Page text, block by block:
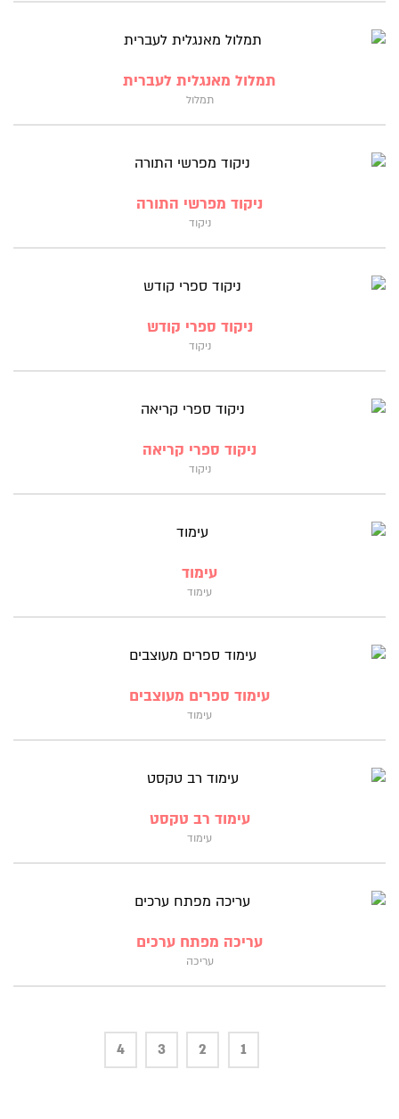
תמלול מאנגלית לעברית
תמלול
ניקוד מפרשי התורה
ניקוד
ניקוד ספרי קודש
ניקוד
ניקוד ספרי קריאה
ניקוד
עימוד
עימוד
עימוד ספרים מעוצבים
עימוד
עימוד רב טקסט
עימוד
עריכה מפתח ערכים
עריכה
1
2
3
4